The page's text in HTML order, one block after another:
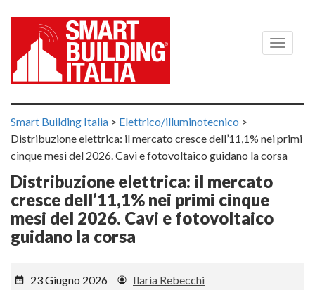
Menù
Smart Building Italia > Elettrico/illuminotecnico >
Distribuzione elettrica: il mercato cresce dell’11,1% nei primi
cinque mesi del 2026. Cavi e fotovoltaico guidano la corsa
Distribuzione elettrica: il mercato
cresce dell’11,1% nei primi cinque
mesi del 2026. Cavi e fotovoltaico
guidano la corsa
23 Giugno 2026 Ilaria Rebecchi